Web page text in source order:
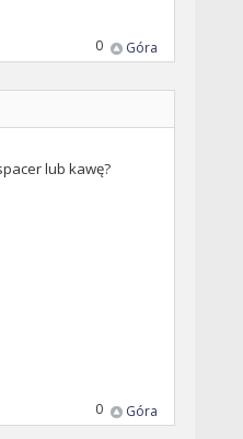
Góra
0
lub kawę?
Góra
0